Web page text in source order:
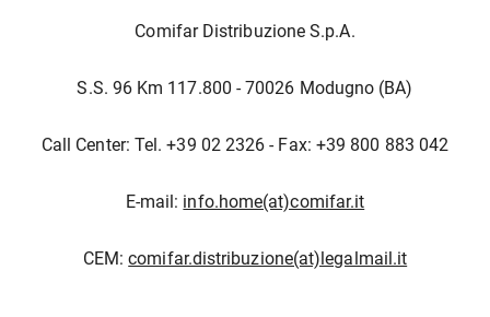
Comifar Distribuzione S.p.A.
S.S. 96 Km 117.800 - 70026 Modugno (BA)
Call Center: Tel. +39 02 2326 - Fax: +39 800 883 042
E-mail: info.home(at)comifar.it
CEM:comifar.distribuzione(at)legalmail.it